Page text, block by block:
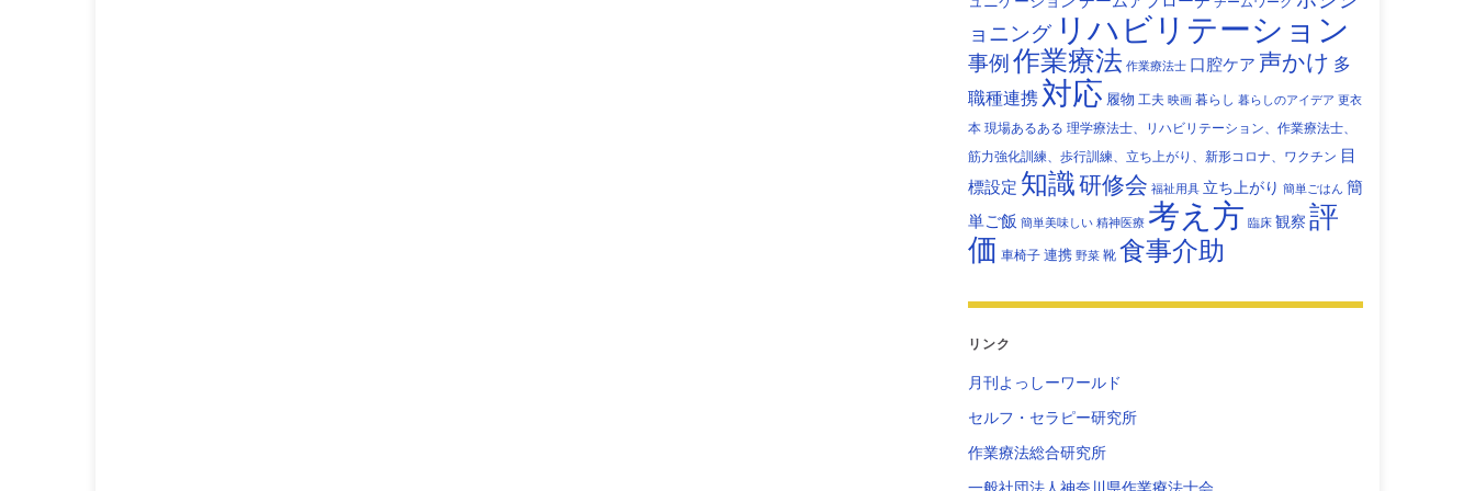
ョニング リハビリテーション
事例作業療法 作業療法士 口腔ケア 声かけ 多
職種連携 対応 履物 工夫 映画 暮らし 暮らしのアイデア 更衣
本 現場あるある 理学療法士、リハビリテーション、作業療法士、
筋力強化訓練、歩行訓練、立ち上がり、新形コロナ、ワクチン 目
標設定 知識研修会 福祉用具 立ち上がり 簡単ごはん 簡
単ご飯 簡単美味しい 精神医療 考え方 臨床 観察 評
価 車椅子 連携 野菜 靴 食事介助
リンク
月刊よっしーワールド
セルフ・セラピー研究所
作業療法総合研究所
一般社団法人神奈川県作業療法士会